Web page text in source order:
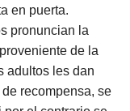
en puerta.
pronuncian la
de la
adultos les dan
recompensa, se